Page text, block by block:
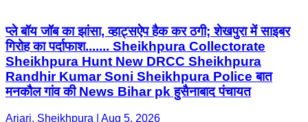
प्ले बॉय जॉब का झांसा, व्हाट्सऐप हैक कर ठगी; शेखपुरा में साइबर
गिरोह का पर्दाफाश....... Sheikhpura Collectorate
Sheikhpura Hunt New DRCC Sheikhpura
Randhir Kumar Soni Sheikhpura Police बात
मनकौल गांव की News Bihar pk हुसैनाबाद पंचायत
Ariari, Sheikhpura | Aug 5, 2026